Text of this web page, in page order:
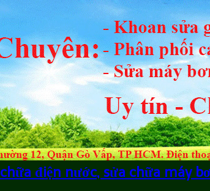
điện nước, sửa chữa máy